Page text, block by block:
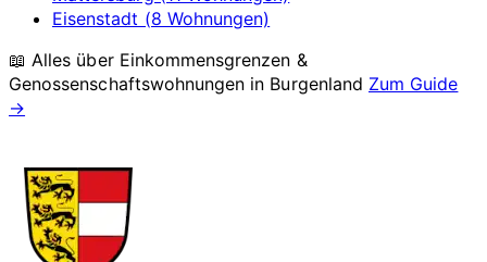
Eisenstadt (8 Wohnungen)
📖 Alles über Einkommensgrenzen &
Genossenschaftswohnungen in Burgenland Zum Guide
→